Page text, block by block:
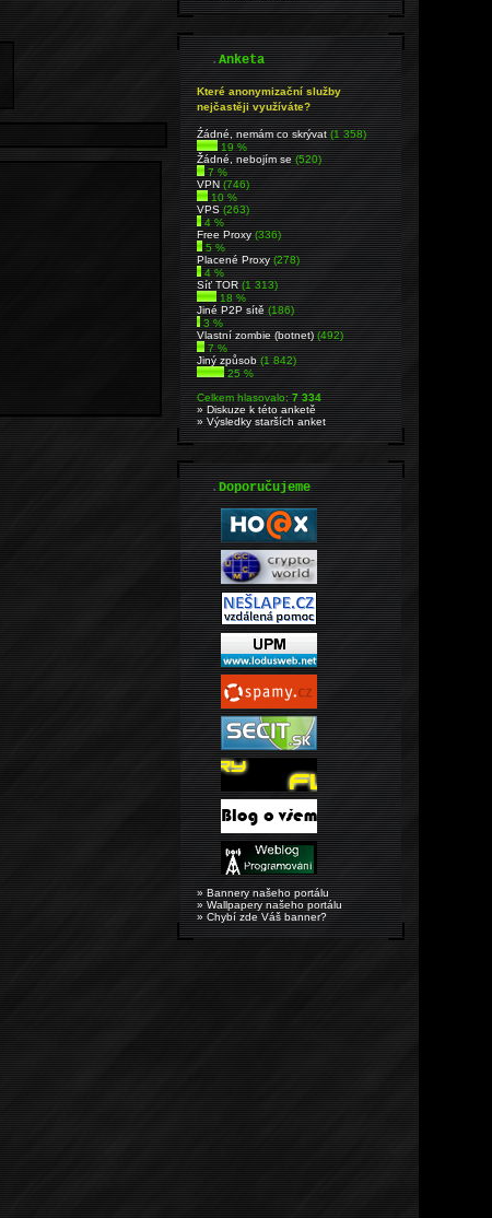
.Anketa
Které anonymizační služby
nejčastěji využíváte?
Źádné, nemám co skrývat(1 358)
19 %
Žádné, nebojím se(520)
7 %
VPN(746)
10 %
VPS(263)
4 %
Free Proxy(336)
5 %
Placené Proxy(278)
4 %
Síť TOR(1 313)
18 %
Jiné P2P sítě(186)
3 %
Vlastní zombie (botnet)(492)
7 %
Jiný způsob(1 842)
25 %
Celkem hlasovalo:7 334
» Diskuze k této anketě
» Výsledky starších anket
.Doporučujeme
» Bannery našeho portálu
» Wallpapery našeho portálu
» Chybí zde Váš banner?